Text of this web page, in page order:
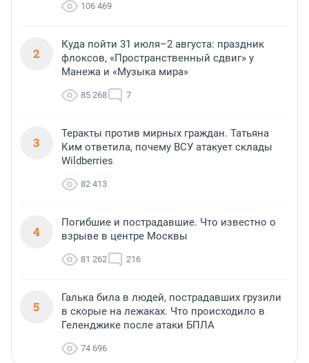
106 469
2
Куда пойти 31 июля–2 августа: праздник
флоксов, «Пространственный сдвиг» у
Манежа и «Музыка мира»
85 268 7
3
Теракты против мирных граждан. Татьяна
Ким ответила, почему ВСУ атакует склады
Wildberries
82 413
4
Погибшие и пострадавшие. Что известно о
взрыве в центре Москвы
81 262 216
5
Галька била в людей, пострадавших грузили
в скорые на лежаках. Что происходило в
Геленджике после атаки БПЛА
74 696